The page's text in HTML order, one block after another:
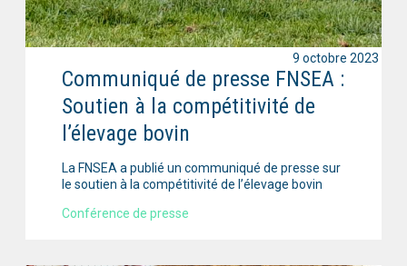
Communiqué de presse FNSEA :
Soutien à la compétitivité de
l’élevage bovin
La FNSEA a publié un communiqué de presse sur
le soutien à la compétitivité de l’élevage bovin
Conférence de presse
9 octobre 2023